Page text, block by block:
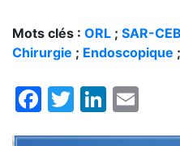
Mots clés : ORL ; SAR-
Chirurgie ; Endoscopique ;
Facebook
Twitter